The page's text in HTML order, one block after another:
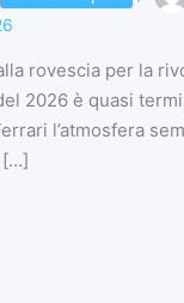
rovescia per la
2026 è quasi
l’atmosfera
[…]